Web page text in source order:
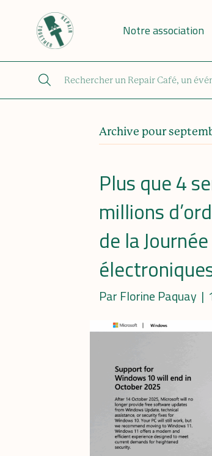
Notre association
Archive pour
Plus que 4
millions
de la
Par Florine Paquay |